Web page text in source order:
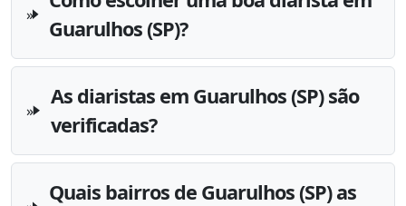
Guarulhos (SP)?
As diaristas em Guarulhos (SP) são
verificadas?
Quais bairros de Guarulhos (SP) as